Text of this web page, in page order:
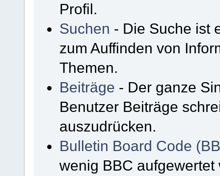
Profil.
Suchen - Die Suche ist
zum Auffinden von
Themen.
Beiträge - Der ganze
Benutzer Beiträge
auszudrücken.
Bulletin Board Code
wenig BBC aufgewertet